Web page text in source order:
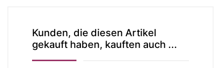
Kunden, die diesen Artikel
gekauft haben, kauften auch ...